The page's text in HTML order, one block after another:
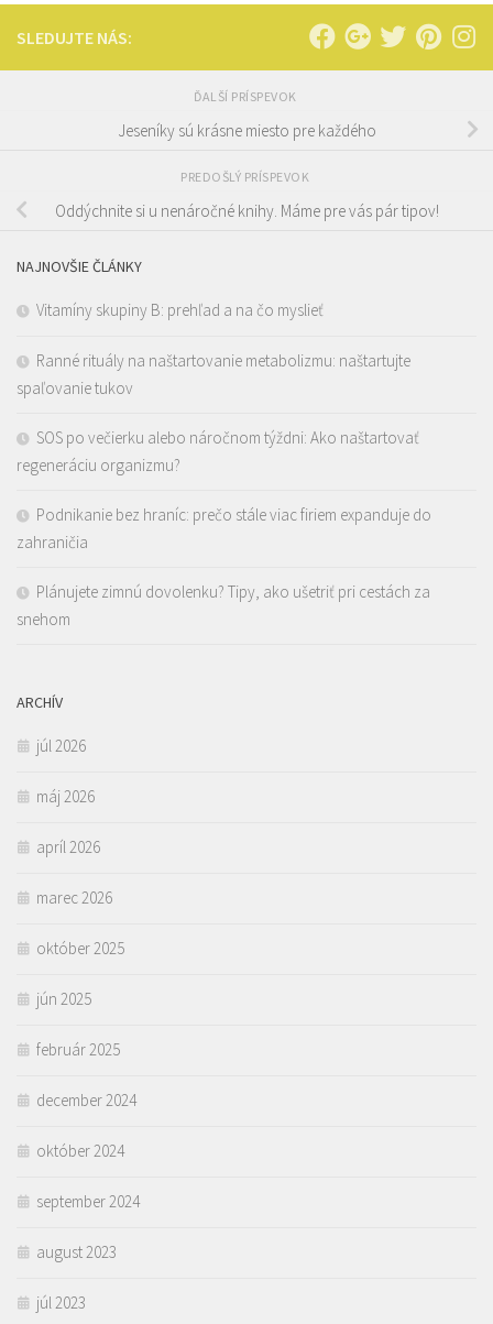
SLEDUJTE NÁS:
ĎALŠÍ PRÍSPEVOK
Jeseníky sú krásne miesto pre každého
PREDOŠLÝ PRÍSPEVOK
Oddýchnite si u nenáročné knihy. Máme pre vás pár tipov!
NAJNOVŠIE ČLÁNKY
Vitamíny skupiny B: prehľad a na čo myslieť
Ranné rituály na naštartovanie metabolizmu: naštartujte
spaľovanie tukov
SOS po večierku alebo náročnom týždni: Ako naštartovať
regeneráciu organizmu?
Podnikanie bez hraníc: prečo stále viac firiem expanduje do
zahraničia
Plánujete zimnú dovolenku? Tipy, ako ušetriť pri cestách za
snehom
ARCHÍV
júl 2026
máj 2026
apríl 2026
marec 2026
október 2025
jún 2025
február 2025
december 2024
október 2024
september 2024
august 2023
júl 2023